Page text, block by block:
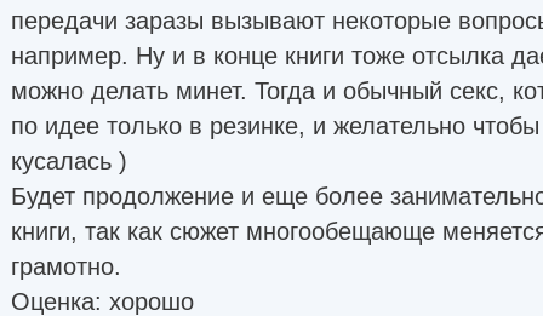
передачи заразы вызывают некоторые
например. Ну и в конце книги тоже отсылка
можно делать минет. Тогда и обычный секс,
по идее только в резинке, и желательно
кусалась )
Будет продолжение и еще более
книги, так как сюжет многообещающе
грамотно.
Оценка: хорошо